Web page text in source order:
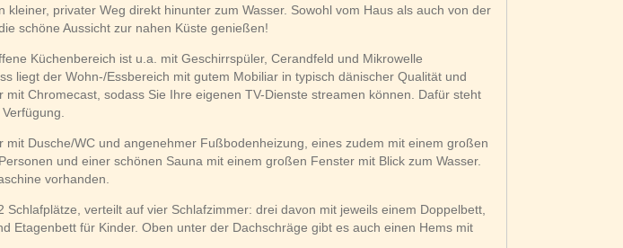
kleiner, privater Weg direkt hinunter zum Wasser. Sowohl vom Haus als auch von der
schöne Aussicht zur nahen Küste genießen!
Küchenbereich ist u.a. mit Geschirrspüler, Cerandfeld und Mikrowelle
liegt der Wohn-/Essbereich mit gutem Mobiliar in typisch dänischer Qualität und
Chromecast, sodass Sie Ihre eigenen TV-Dienste streamen können. Dafür steht
mit Dusche/WC und angenehmer Fußbodenheizung, eines zudem mit einem großen
und einer schönen Sauna mit einem großen Fenster mit Blick zum Wasser.
vorhanden.
Schlafplätze, verteilt auf vier Schlafzimmer: drei davon mit jeweils einem Doppelbett,
Etagenbett für Kinder. Oben unter der Dachschräge gibt es auch einen Hems mit